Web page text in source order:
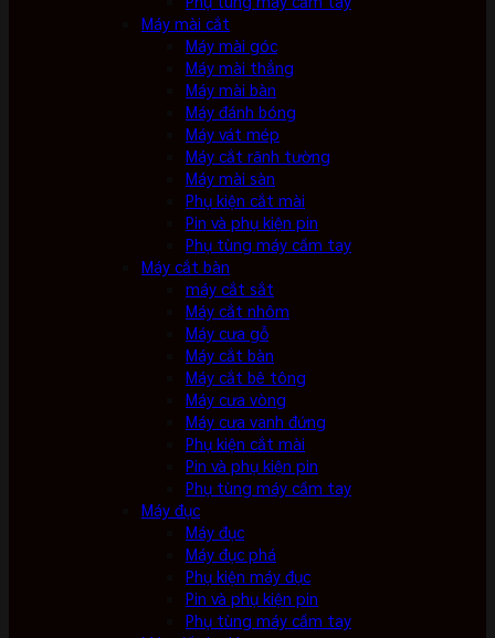
Máy mài cắt
Máy mài góc
Máy mài thẳng
Máy mài bàn
Máy đánh bóng
Máy vát mép
Máy cắt rãnh tường
Máy mài sàn
Phụ kiện cắt mài
Pin và phụ kiện pin
Phụ tùng máy cầm tay
Máy cắt bàn
máy cắt sắt
Máy cắt nhôm
Máy cưa gỗ
Máy cắt bàn
Máy cắt bê tông
Máy cưa vòng
Máy cưa vanh đứng
Phụ kiện cắt mài
Pin và phụ kiện pin
Phụ tùng máy cầm tay
Máy đục
Máy đục
Máy đục phá
Phụ kiện máy đục
Pin và phụ kiện pin
Phụ tùng máy cầm tay